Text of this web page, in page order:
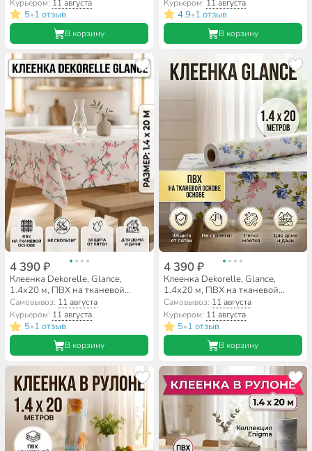
Курьером: 11 августа
5•1 отзыв
В корзину
Курьером: 11 августа
4.9•1 отзыв
В корзину
4 390 ₽
Клеенка Dekorelle, Glance,
1.4х20 м, ПВХ на тканевой
основе, GT698
Самовывоз: 11 августа
Курьером: 11 августа
5•1 отзыв
В корзину
4 390 ₽
Клеенка Dekorelle, Glance,
1.4х20 м, ПВХ на тканевой
основе, GT657
Самовывоз: 11 августа
Курьером: 11 августа
5•1 отзыв
В корзину